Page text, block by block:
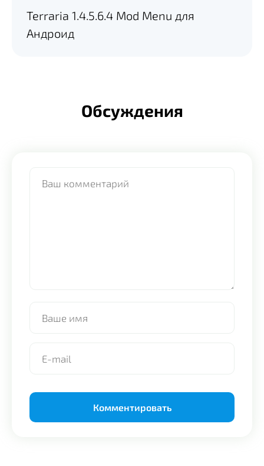
Terraria 1.4.5.6.4 Mod Menu для
Андроид
Обсуждения